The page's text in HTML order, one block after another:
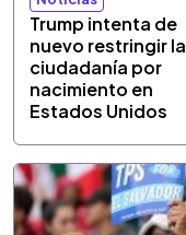
Trump intenta de
nuevo restringir la
ciudadanía por
nacimiento en
Estados Unidos